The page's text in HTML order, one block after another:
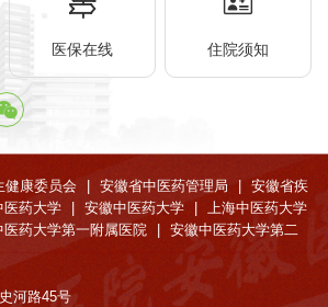
医保在线 住院须知
健康委员会 安徽省中医药管理局
安徽省疾
医药大学 安徽中医药大学
上海中医药大学
医药大学第一附属医院
安徽中医药大学第二
河路45号